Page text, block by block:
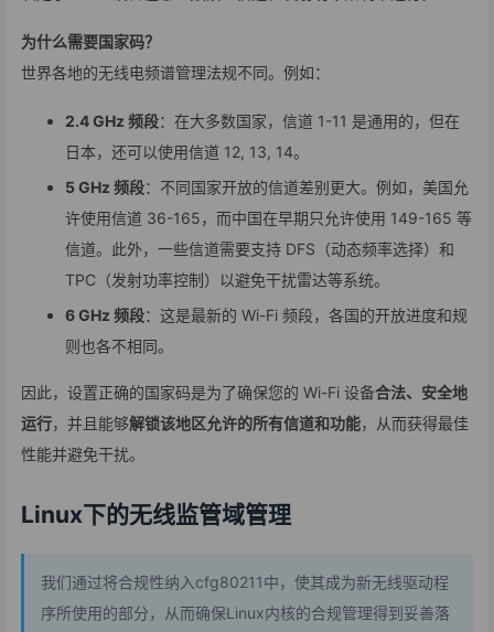
为什么需要国家码？
世界各地的无线电频谱管理法规不同。例如：
2.4 GHz 频段：在大多数国家，信道 1-11 是通用的，但在
日本，还可以使用信道 12, 13, 14。
5 GHz 频段：不同国家开放的信道差别更大。例如，美国允
许使用信道 36-165，而中国在早期只允许使用 149-165 等
信道。此外，一些信道需要支持 DFS（动态频率选择）和
TPC（发射功率控制）以避免干扰雷达等系统。
6 GHz 频段：这是最新的 Wi-Fi 频段，各国的开放进度和规
则也各不相同。
因此，设置正确的国家码是为了确保您的 Wi-Fi 设备合法、安全地
运行，并且能够解锁该地区允许的所有信道和功能，从而获得最佳
性能并避免干扰。
Linux下的无线监管域管理
我们通过将合规性纳入cfg80211中，使其成为新无线驱动程
序所使用的部分，从而确保Linux内核的合规管理得到妥善落